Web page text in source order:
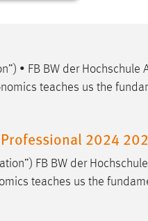
• FB BW der Hochschule
teaches us the
2024
FB BW der
teaches us the